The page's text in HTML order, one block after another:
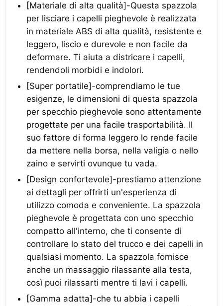
[Materiale di alta qualità]-Questa spazzola
per lisciare i capelli pieghevole è realizzata
in materiale ABS di alta qualità, resistente e
leggero, liscio e durevole e non facile da
deformare. Ti aiuta a districare i capelli,
rendendoli morbidi e indolori.
[Super portatile]-comprendiamo le tue
esigenze, le dimensioni di questa spazzola
per specchio pieghevole sono attentamente
progettate per una facile trasportabilità. Il
suo fattore di forma leggero lo rende facile
da mettere nella borsa, nella valigia o nello
zaino e servirti ovunque tu vada.
[Design confortevole]-prestiamo attenzione
ai dettagli per offrirti un'esperienza di
utilizzo comoda e conveniente. La spazzola
pieghevole è progettata con uno specchio
compatto all'interno, che ti consente di
controllare lo stato del trucco e dei capelli in
qualsiasi momento. La spazzola fornisce
anche un massaggio rilassante alla testa,
così puoi rilassarti mentre ti lavi i capelli.
[Gamma adatta]-che tu abbia i capelli